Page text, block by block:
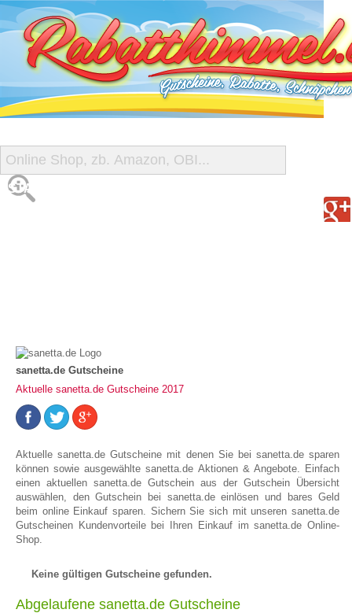
START
sanetta.de Gutscheine
Aktuelle sanetta.de Gutscheine 2017
Aktuelle sanetta.de Gutscheine mit denen Sie bei sanetta.de sparen
können sowie ausgewählte sanetta.de Aktionen & Angebote. Einfach
einen aktuellen sanetta.de Gutschein aus der Gutschein Übersicht
auswählen, den Gutschein bei sanetta.de einlösen und bares Geld
beim online Einkauf sparen. Sichern Sie sich mit unseren sanetta.de
Gutscheinen Kundenvorteile bei Ihren Einkauf im sanetta.de Online-
Shop.
Keine gültigen Gutscheine gefunden.
Abgelaufene sanetta.de Gutscheine